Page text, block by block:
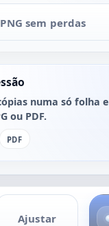
PNG sem perdas
numa só folha e
ou PDF.
PDF
Ajustar